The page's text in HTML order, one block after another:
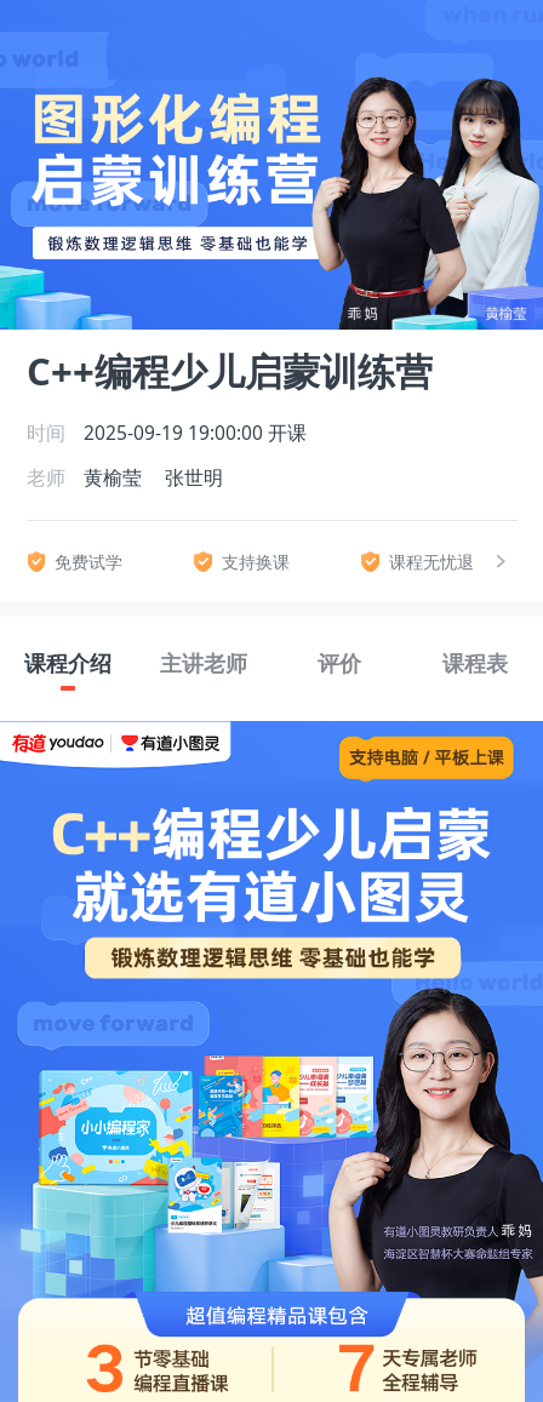
C++编程少儿启蒙训练营
时间 2025-09-19 19:00:00 开课
老师
黄榆莹 张世明
免费试学 支持换课 课程无忧退
课程介绍 主讲老师 评价 课程表